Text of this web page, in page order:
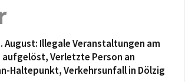
August: Illegale Veranstaltungen am
aufgelöst, Verletzte Person an
Haltepunkt, Verkehrsunfall in Dölzig